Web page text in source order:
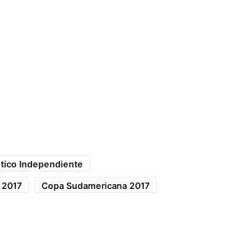
Independiente
Copa Sudamericana 2017